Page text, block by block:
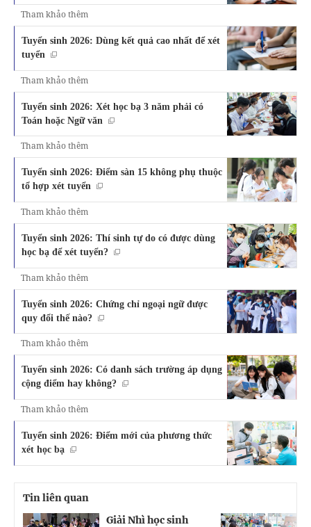
Tham khảo thêm
Tuyển sinh 2026: Dùng kết quả cao nhất để xét
tuyển
Tham khảo thêm
Tuyển sinh 2026: Xét học bạ 3 năm phải có
Toán hoặc Ngữ văn
Tham khảo thêm
Tuyển sinh 2026: Điểm sàn 15 không phụ thuộc
tổ hợp xét tuyển
Tham khảo thêm
Tuyển sinh 2026: Thí sinh tự do có được dùng
học bạ để xét tuyển?
Tham khảo thêm
Tuyển sinh 2026: Chứng chỉ ngoại ngữ được
quy đổi thế nào?
Tham khảo thêm
Tuyển sinh 2026: Có danh sách trường áp dụng
cộng điểm hay không?
Tham khảo thêm
Tuyển sinh 2026: Điểm mới của phương thức
xét học bạ
Tin liên quan
Giải Nhì học sinh